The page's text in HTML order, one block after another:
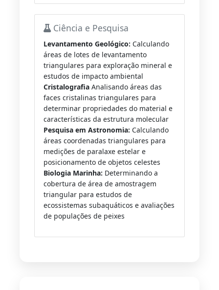
Ciência e Pesquisa
Levantamento Geológico: Calculando
áreas de lotes de levantamento
triangulares para exploração mineral e
estudos de impacto ambiental
CristalografiaAnalisando áreas das
faces cristalinas triangulares para
determinar propriedades do material e
características da estrutura molecular
Pesquisa em Astronomia: Calculando
áreas coordenadas triangulares para
medições de paralaxe estelar e
posicionamento de objetos celestes
Biologia Marinha: Determinando a
cobertura de área de amostragem
triangular para estudos de
ecossistemas subaquáticos e avaliações
de populações de peixes